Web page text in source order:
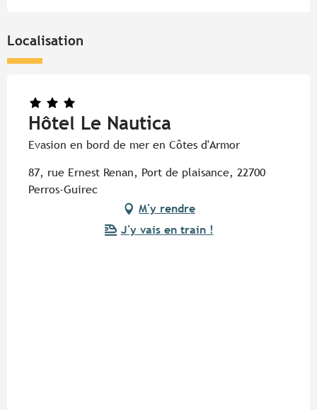
Localisation
Hôtel Le Nautica
Evasion en bord de mer en Côtes d'Armor
87, rue Ernest Renan, Port de plaisance, 22700
Perros-Guirec
M'y rendre
J'y vais en train !